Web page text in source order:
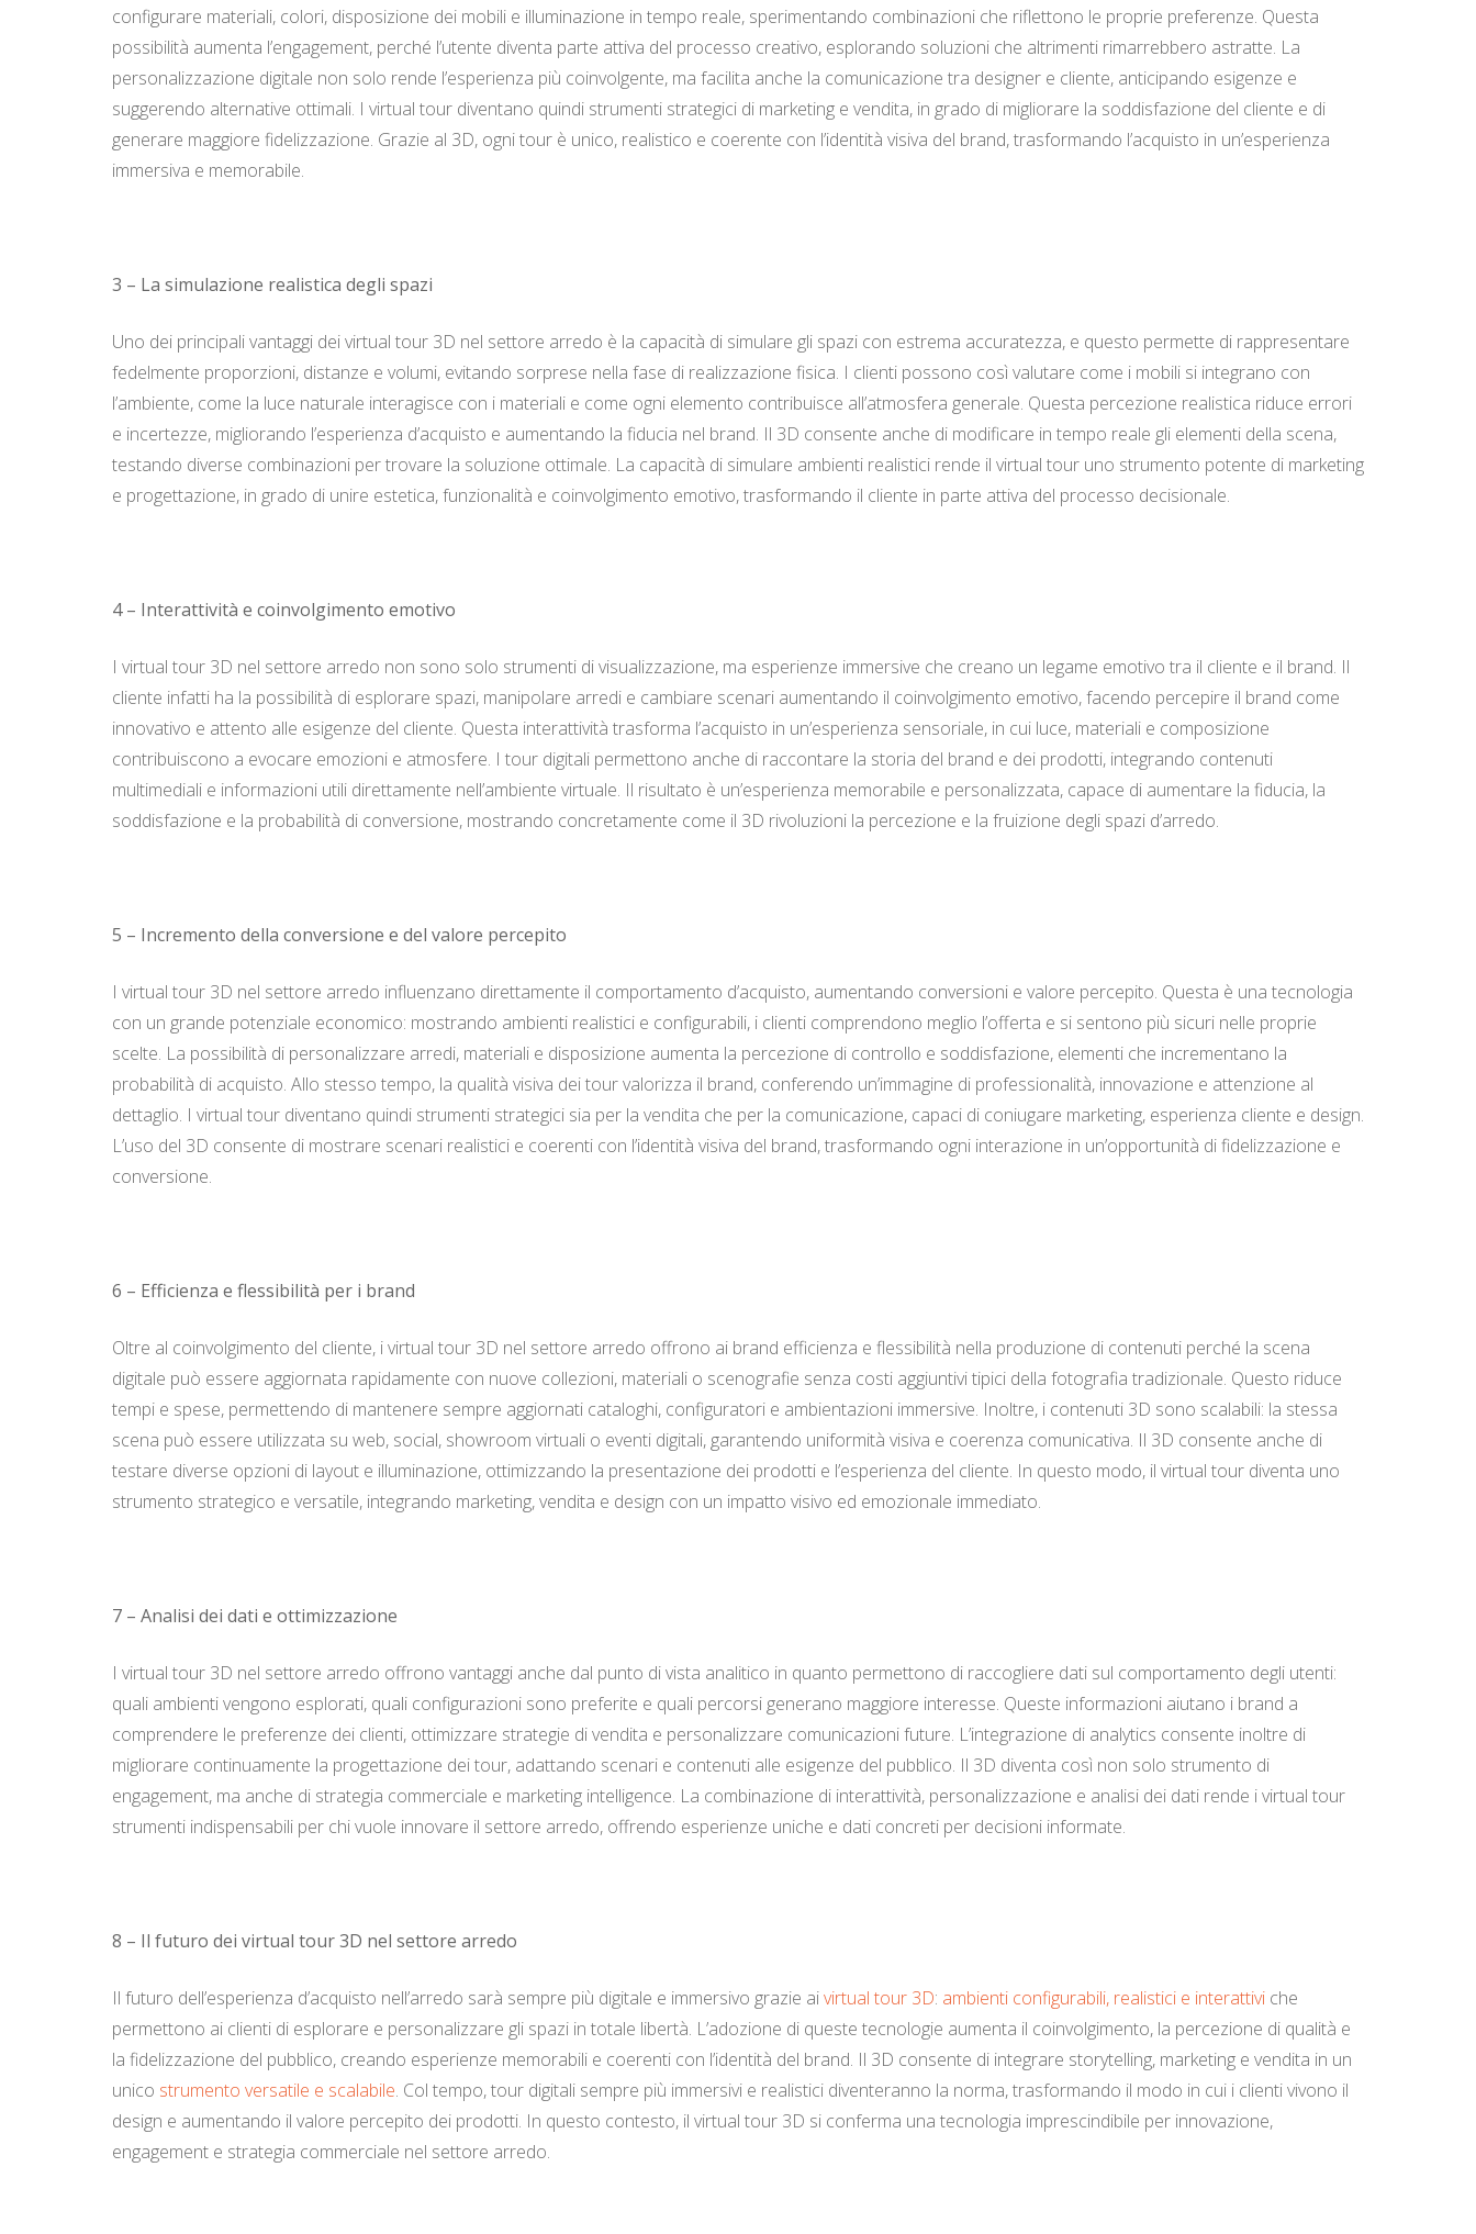
configurare materiali, colori, disposizione dei mobili e illuminazione in tempo reale, sperimentando combinazioni che riflettono le proprie preferenze. Questa
possibilità aumenta l’engagement, perché l’utente diventa parte attiva del processo creativo, esplorando soluzioni che altrimenti rimarrebbero astratte. La
personalizzazione digitale non solo rende l’esperienza più coinvolgente, ma facilita anche la comunicazione tra designer e cliente, anticipando esigenze e
suggerendo alternative ottimali. I virtual tour diventano quindi strumenti strategici di marketing e vendita, in grado di migliorare la soddisfazione del cliente e di
generare maggiore fidelizzazione. Grazie al 3D, ogni tour è unico, realistico e coerente con l’identità visiva del brand, trasformando l’acquisto in un’esperienza
immersiva e memorabile.
3 – La simulazione realistica degli spazi
Uno dei principali vantaggi dei virtual tour 3D nel settore arredo è la capacità di simulare gli spazi con estrema accuratezza, e questo permette di rappresentare
fedelmente proporzioni, distanze e volumi, evitando sorprese nella fase di realizzazione fisica. I clienti possono così valutare come i mobili si integrano con
l’ambiente, come la luce naturale interagisce con i materiali e come ogni elemento contribuisce all’atmosfera generale. Questa percezione realistica riduce errori
e incertezze, migliorando l’esperienza d’acquisto e aumentando la fiducia nel brand. Il 3D consente anche di modificare in tempo reale gli elementi della scena,
testando diverse combinazioni per trovare la soluzione ottimale. La capacità di simulare ambienti realistici rende il virtual tour uno strumento potente di marketing
e progettazione, in grado di unire estetica, funzionalità e coinvolgimento emotivo, trasformando il cliente in parte attiva del processo decisionale.
4 – Interattività e coinvolgimento emotivo
I virtual tour 3D nel settore arredo non sono solo strumenti di visualizzazione, ma esperienze immersive che creano un legame emotivo tra il cliente e il brand. Il
cliente infatti ha la possibilità di esplorare spazi, manipolare arredi e cambiare scenari aumentando il coinvolgimento emotivo, facendo percepire il brand come
innovativo e attento alle esigenze del cliente. Questa interattività trasforma l’acquisto in un’esperienza sensoriale, in cui luce, materiali e composizione
contribuiscono a evocare emozioni e atmosfere. I tour digitali permettono anche di raccontare la storia del brand e dei prodotti, integrando contenuti
multimediali e informazioni utili direttamente nell’ambiente virtuale. Il risultato è un’esperienza memorabile e personalizzata, capace di aumentare la fiducia, la
soddisfazione e la probabilità di conversione, mostrando concretamente come il 3D rivoluzioni la percezione e la fruizione degli spazi d’arredo.
5 – Incremento della conversione e del valore percepito
I virtual tour 3D nel settore arredo influenzano direttamente il comportamento d’acquisto, aumentando conversioni e valore percepito. Questa è una tecnologia
con un grande potenziale economico: mostrando ambienti realistici e configurabili, i clienti comprendono meglio l’offerta e si sentono più sicuri nelle proprie
scelte. La possibilità di personalizzare arredi, materiali e disposizione aumenta la percezione di controllo e soddisfazione, elementi che incrementano la
probabilità di acquisto. Allo stesso tempo, la qualità visiva dei tour valorizza il brand, conferendo un’immagine di professionalità, innovazione e attenzione al
dettaglio. I virtual tour diventano quindi strumenti strategici sia per la vendita che per la comunicazione, capaci di coniugare marketing, esperienza cliente e design.
L’uso del 3D consente di mostrare scenari realistici e coerenti con l’identità visiva del brand, trasformando ogni interazione in un’opportunità di fidelizzazione e
conversione.
6 – Efficienza e flessibilità per i brand
Oltre al coinvolgimento del cliente, i virtual tour 3D nel settore arredo offrono ai brand efficienza e flessibilità nella produzione di contenuti perché la scena
digitale può essere aggiornata rapidamente con nuove collezioni, materiali o scenografie senza costi aggiuntivi tipici della fotografia tradizionale. Questo riduce
tempi e spese, permettendo di mantenere sempre aggiornati cataloghi, configuratori e ambientazioni immersive. Inoltre, i contenuti 3D sono scalabili: la stessa
scena può essere utilizzata su web, social, showroom virtuali o eventi digitali, garantendo uniformità visiva e coerenza comunicativa. Il 3D consente anche di
testare diverse opzioni di layout e illuminazione, ottimizzando la presentazione dei prodotti e l’esperienza del cliente. In questo modo, il virtual tour diventa uno
strumento strategico e versatile, integrando marketing, vendita e design con un impatto visivo ed emozionale immediato.
7 – Analisi dei dati e ottimizzazione
I virtual tour 3D nel settore arredo offrono vantaggi anche dal punto di vista analitico in quanto permettono di raccogliere dati sul comportamento degli utenti:
quali ambienti vengono esplorati, quali configurazioni sono preferite e quali percorsi generano maggiore interesse. Queste informazioni aiutano i brand a
comprendere le preferenze dei clienti, ottimizzare strategie di vendita e personalizzare comunicazioni future. L’integrazione di analytics consente inoltre di
migliorare continuamente la progettazione dei tour, adattando scenari e contenuti alle esigenze del pubblico. Il 3D diventa così non solo strumento di
engagement, ma anche di strategia commerciale e marketing intelligence. La combinazione di interattività, personalizzazione e analisi dei dati rende i virtual tour
strumenti indispensabili per chi vuole innovare il settore arredo, offrendo esperienze uniche e dati concreti per decisioni informate.
8 – Il futuro dei virtual tour 3D nel settore arredo
Il futuro dell’esperienza d’acquisto nell’arredo sarà sempre più digitale e immersivo grazie aivirtual tour 3D: ambienti configurabili, realistici e interattivi che
permettono ai clienti di esplorare e personalizzare gli spazi in totale libertà. L’adozione di queste tecnologie aumenta il coinvolgimento, la percezione di qualità e
la fidelizzazione del pubblico, creando esperienze memorabili e coerenti con l’identità del brand. Il 3D consente di integrare storytelling, marketing e vendita in un
unico strumento versatile e scalabile. Col tempo, tour digitali sempre più immersivi e realistici diventeranno la norma, trasformando il modo in cui i clienti vivono il
design e aumentando il valore percepito dei prodotti. In questo contesto, il virtual tour 3D si conferma una tecnologia imprescindibile per innovazione,
engagement e strategia commerciale nel settore arredo.